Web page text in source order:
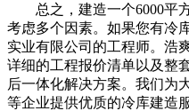
总之，建造一个6000平方
考虑多个因素。如果您有冷
实业有限公司的工程师。浩
详细的工程报价清单以及整
后一体化解决方案。我们为
等企业提供优质的冷库建造